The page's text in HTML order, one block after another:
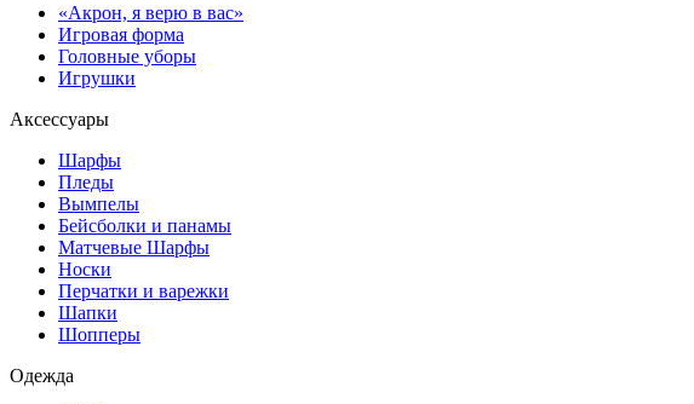
«Акрон, я верю в вас»
Игровая форма
Головные уборы
Игрушки
Аксессуары
Шарфы
Пледы
Вымпелы
Бейсболки и панамы
Матчевые Шарфы
Носки
Перчатки и варежки
Шапки
Шопперы
Одежда